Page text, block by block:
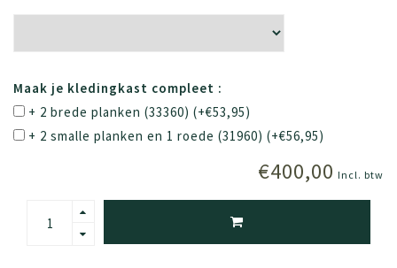
Maak je kledingkast compleet :
+ 2 brede planken (33360) (+€53,95)
+ 2 smalle planken en 1 roede (31960) (+€56,95)
€400,00 Incl. btw